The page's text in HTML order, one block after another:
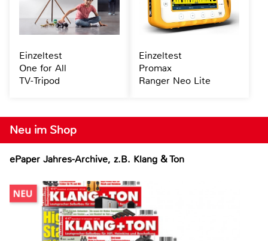
Neu im Shop
ePaper Jahres-Archive, z.B. Klang & Ton
Einzeltest
One for All
TV-Tripod
Einzeltest
Promax
Ranger Neo Lite